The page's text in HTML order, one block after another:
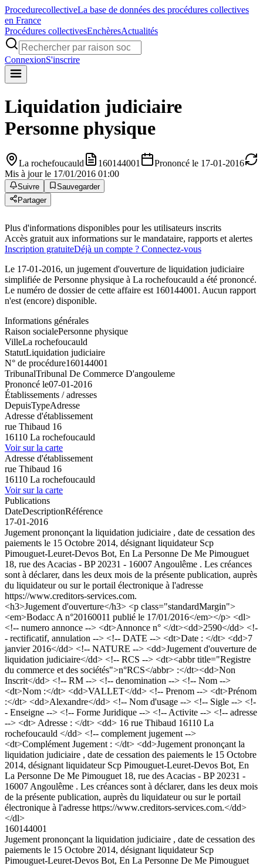
ProcedurecollectiveLa base de données des procédures collectives
en France
Procédures collectivesEnchèresActualités
ConnexionS'inscrire
Liquidation judiciaire
Personne physique
La rochefoucauld 160144001
Prononcé le 17-01-2016
Mis à jour le 17/01/2016 01:00
Suivre
Sauvegarder
Partager
Plus d'informations disponibles pour les utilisateurs inscrits
Accès gratuit aux informations sur le mandataire, rapports et alertes
Inscription gratuiteDéjà un compte ? Connectez-vous
Le 17-01-2016, un jugement d'ouverture de liquidation judiciaire
simplifiée de Personne physique à La rochefoucauld a été prononcé.
Le numéro de dossier de cette affaire est 160144001. Aucun rapport
n'est (encore) disponible.
Informations générales
Raison socialePersonne physique
VilleLa rochefoucauld
StatutLiquidation judiciaire
N° de procédure160144001
TribunalTribunal De Commerce D'angouleme
Prononcé le07-01-2016
Établissements / adresses
DepuisTypeAdresse
Adresse d'établissement
rue Thibaud 16
16110 La rochefoucauld
Voir sur la carte
Adresse d'établissement
rue Thibaud 16
16110 La rochefoucauld
Voir sur la carte
Publications
DateDescriptionRéférence
17-01-2016
Jugement prononçant la liquidation judiciaire , date de cessation des
paiements le 15 Octobre 2014, désignant liquidateur Scp
Pimouguet-Leuret-Devos Bot, En La Personne De Me Pimouguet
18, rue des Acacias - BP 20231 - 16007 Angoulême . Les créances
sont à déclarer, dans les deux mois de la présente publication, auprès
du liquidateur ou sur le portail électronique à l'adresse
https://www.creditors-services.com.
<h3>Jugement d'ouverture</h3> <p class="standardMargin">
<em>Bodacc A n°20160011 publié le 17/01/2016</em></p> <dl>
<!-- numero annonce --> <dt>Annonce n° </dt><dd>2590</dd> <!-
- rectificatif, annulation --> <!-- DATE --> <dt>Date : </dt> <dd>7
janvier 2016</dd> <!-- NATURE --> <dd>Jugement d'ouverture de
liquidation judiciaire</dd> <!-- RCS --> <dt><abbr title="Registre
du commerce et des sociétés">n°RCS</abbr> :</dt><dd>Non
Inscrit</dd> <!-- RM --> <!-- denomination --> <!-- Nom -->
<dt>Nom :</dt> <dd>VALLET</dd> <!-- Prenom --> <dt>Prénom
:</dt> <dd>Alexandre</dd> <!-- Nom d'usage --> <!-- Sigle --> <!-
- Enseigne --> <!-- Forme Juridique --> <!-- Activite --> <!-- adresse
--> <dt> Adresse : </dt> <dd> 16 rue Thibaud 16110 La
rochefoucauld </dd> <!-- complement jugement -->
<dt>Complément Jugement : </dt> <dd>Jugement prononçant la
liquidation judiciaire , date de cessation des paiements le 15 Octobre
2014, désignant liquidateur Scp Pimouguet-Leuret-Devos Bot, En
La Personne De Me Pimouguet 18, rue des Acacias - BP 20231 -
16007 Angoulême . Les créances sont à déclarer, dans les deux mois
de la présente publication, auprès du liquidateur ou sur le portail
électronique à l'adresse https://www.creditors-services.com.</dd>
</dl>
160144001
Jugement prononçant la liquidation judiciaire , date de cessation des
paiements le 15 Octobre 2014, désignant liquidateur Scp
Pimouguet-Leuret-Devos Bot, En La Personne De Me Pimouguet